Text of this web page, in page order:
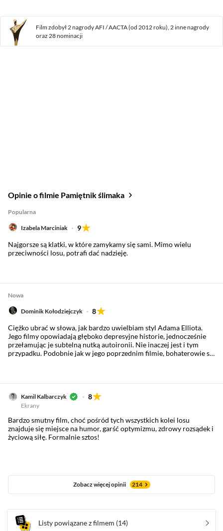
Film zdobył 2 nagrodyAFI / AACTA (od 2012 roku), 2 inne nagrody
oraz 28 nominacji
Opinie o filmie Pamiętnik ślimaka
Popularna
Izabela Marciniak
9
Najgorsze są klatki, w które zamykamy się sami. Mimo wielu
przeciwności losu, potrafi dać nadzieję.
Nowa
Dominik Kołodziejczyk
8
Ciężko ubrać w słowa, jak bardzo uwielbiam styl Adama Elliota.
Jego filmy opowiadają głęboko depresyjne historie, jednocześnie
przełamując je subtelną nutką autoironii. Nie inaczej jest i tym
przypadku. Podobnie jak w jego poprzednim filmie, bohaterowie są
brakowało.
Kamil Kalbarczyk 8
Ekrany
Bardzo smutny film, choć pośród tych wszystkich kolei losu
znajduje się miejsce na humor, garść optymizmu, zdrowy rozsądek i
życiową siłę. Formalnie sztos!
Zobacz więcej opinii 214
Listy powiązane z filmem (14)